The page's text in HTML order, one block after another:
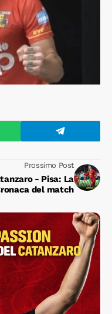
Prossimo Post
- Pisa: La
del match